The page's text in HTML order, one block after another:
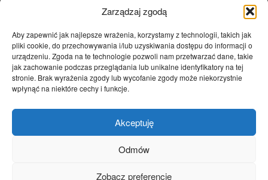
Zarządzaj zgodą
Aby zapewnić jak najlepsze wrażenia, korzystamy z technologii, takich jak
pliki cookie, do przechowywania i/lub uzyskiwania dostępu do informacji o
urządzeniu. Zgoda na te technologie pozwoli nam przetwarzać dane, takie
jak zachowanie podczas przeglądania lub unikalne identyfikatory na tej
stronie. Brak wyrażenia zgody lub wycofanie zgody może niekorzystnie
wpłynąć na niektóre cechy i funkcje.
Akceptuję
Odmów
Zobacz preferencje
Temat dnia
4601
Publicystyka
4363
Polityka
3639
Polska
Społeczeństwo
2823